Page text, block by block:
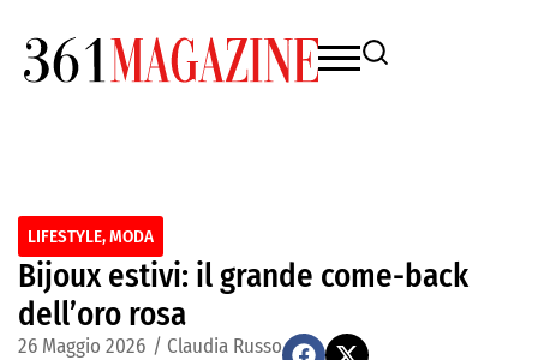
LIFESTYLE,MODA
Bijoux estivi: il grande come-back
dell’oro rosa
26 Maggio 2026 / Claudia Russo